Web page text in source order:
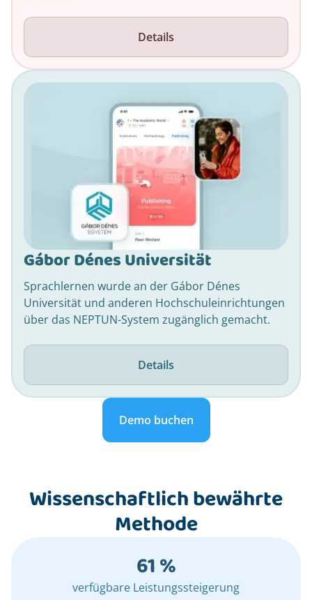
Details
Gábor Dénes Universität
Sprachlernen wurde an der Gábor Dénes
Universität und anderen Hochschuleinrichtungen
über das NEPTUN-System zugänglich gemacht.
Details
Demo buchen
Wissenschaftlich bewährte
Methode
verfügbare Leistungssteigerung
61 %